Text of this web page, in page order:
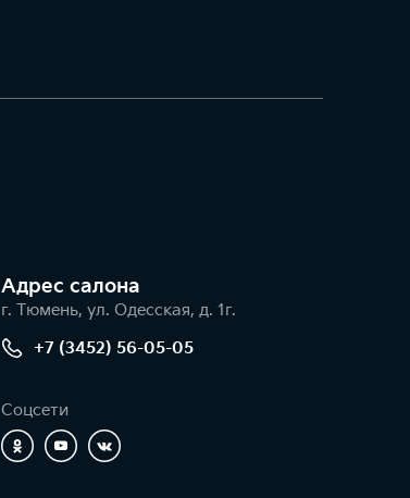
Адрес салонa
г. Тюмень, ул. Одесская, д. 1г.
+7 (3452) 56-05-05
Соцсети